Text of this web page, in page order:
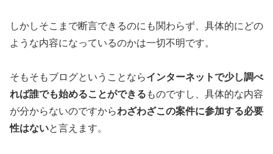
しかしそこまで断言できるのにも関わらず、具体的にどの
ような内容になっているのかは一切不明です。
そもそもブログということならインターネットで少し調べ
れば誰でも始めることができる ものですし、具体的な内容
が分からないのですからわざわざこの案件に参加する必要
性はないと言えます。